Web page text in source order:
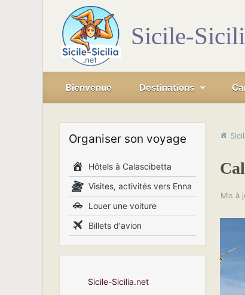
Skip to main content
Sicile-
Bienvenue Destinations
Mis à
Organiser son voyage
Hôtels à Calascibetta
Visites, activités vers Enna
Louer une voiture
Billets d'avion
Sicile-Sicilia.net